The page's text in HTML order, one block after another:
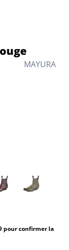
MAYURA
pour confirmer la